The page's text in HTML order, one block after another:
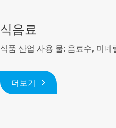
식음료
식품 산업 사용 물: 음료수, 미
더보기